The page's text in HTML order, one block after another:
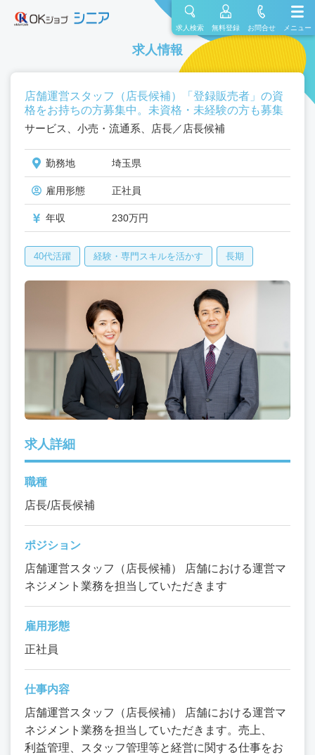
求人検索 無料登録 お問合せ メニュー
求人情報
店舗運営スタッフ（店長候補）「登録販売者」の資
格をお持ちの方募集中。未資格・未経験の方も募集
サービス、小売・流通系、店長／店長候補
勤務地 埼玉県
雇用形態 正社員
年収 230万円
40代活躍 経験・専門スキルを活かす 長期
求人詳細
職種
店長/店長候補
ポジション
店舗運営スタッフ（店長候補） 店舗における運営マ
ネジメント業務を担当していただきます
雇用形態
正社員
仕事内容
店舗運営スタッフ（店長候補） 店舗における運営マ
ネジメント業務を担当していただきます。売上、
利益管理、スタッフ管理等と経営に関する仕事をお